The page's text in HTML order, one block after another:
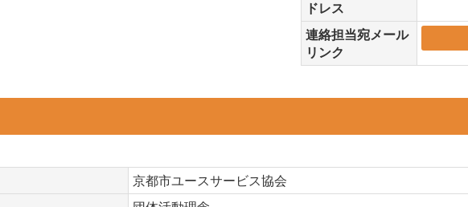
ドレス
連絡担当宛メール
リンク
京都市ユースサービス協会